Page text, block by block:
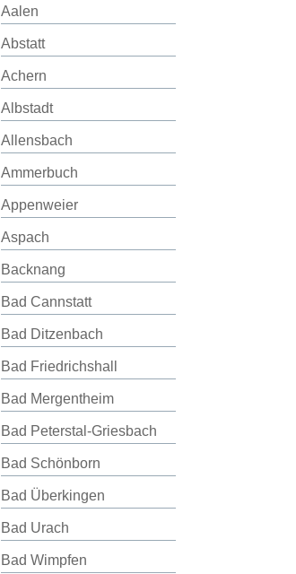
Aalen
Abstatt
Achern
Albstadt
Allensbach
Ammerbuch
Appenweier
Aspach
Backnang
Bad Cannstatt
Bad Ditzenbach
Bad Friedrichshall
Bad Mergentheim
Bad Peterstal-Griesbach
Bad Schönborn
Bad Überkingen
Bad Urach
Bad Wimpfen